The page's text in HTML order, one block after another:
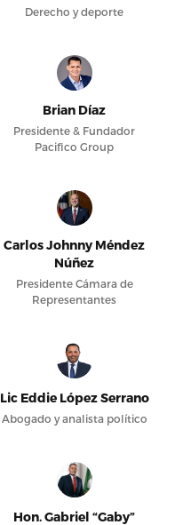
Derecho y deporte
Brian Díaz
Presidente & Fundador
Pacifico Group
Carlos Johnny Méndez
Núñez
Presidente Cámara de
Representantes
Lic Eddie López Serrano
Abogado y analista político
Hon. Gabriel “Gaby”